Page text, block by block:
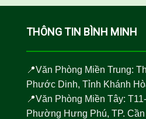
THÔNG TIN BÌNH MINH
📍Văn Phòng Miền Trung:
Phước Dinh, Tỉnh Khánh
📍Văn Phòng Miền Tây:
Phường Hưng Phú, TP.